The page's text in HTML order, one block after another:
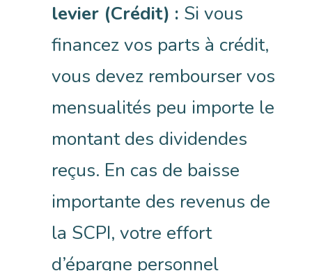
levier (Crédit) : Si vous
financez vos parts à crédit,
vous devez rembourser vos
mensualités peu importe le
montant des dividendes
reçus. En cas de baisse
importante des revenus de
la SCPI, votre effort
d’épargne personnel